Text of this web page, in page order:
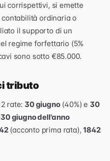
corrispettivi, si emette
ordinaria o
il supporto di un
regime forfettario (5%
sono sotto €85.000.
tributo
2 rate:30 giugno(40%) e 30
30 giugno dell'anno
(acconto prima rata),1842